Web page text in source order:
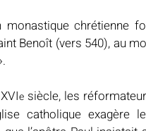
chrétienne
Benoît (vers 540), au
e siècle, les
catholique